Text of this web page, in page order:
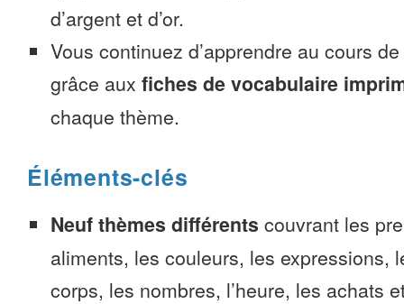
d’argent et d’or.
Vous continuez d’apprendre au cours
grâce aux fiches de vocabulaire
chaque thème.
Éléments-clés
Neuf thèmes différents couvrant les
aliments, les couleurs, les expressions,
corps, les nombres, l’heure, les achats